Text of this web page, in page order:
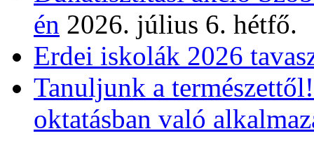
én 2026. július 6. hétfő.
Erdei iskolák 2026
Tanuljunk a
oktatásban való